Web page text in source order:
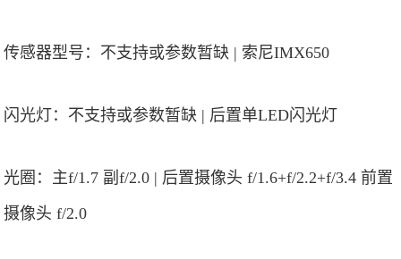
传感器型号：不支持或参数暂缺 | 索尼IMX650
闪光灯：不支持或参数暂缺 | 后置单LED闪光灯
光圈：主f/1.7 副f/2.0 | 后置摄像头 f/1.6+f/2.2+f/3.4 前置
摄像头 f/2.0